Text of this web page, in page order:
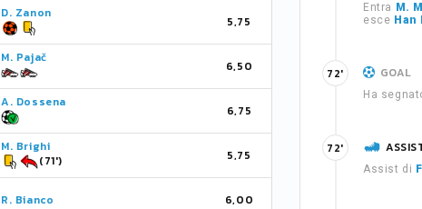
D. Zanon
5,75
M. Pajač
6,50
A. Dossena
6,75
M. Brighi
(71')
5,75
R. Bianco 6,00
Entra M.
esce Han
GOAL
Ha
72'
Assist di
72'